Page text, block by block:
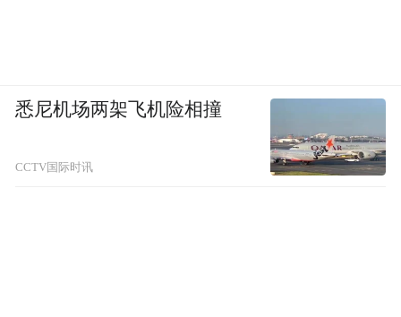
悉尼机场两架飞机险相撞
CCTV国际时讯